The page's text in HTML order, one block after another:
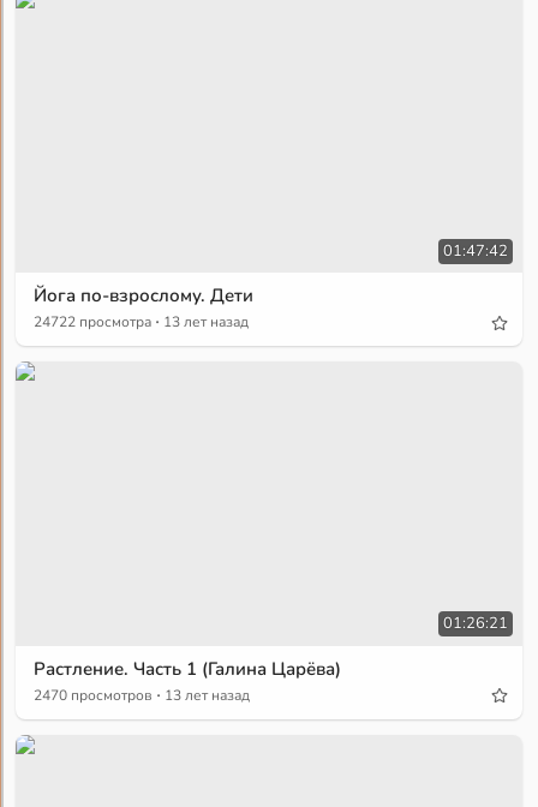
01:47:42
Йога по-взрослому. Дети
24722 просмотра · 13 лет назад
01:26:21
Растление. Часть 1 (Галина Царёва)
2470 просмотров · 13 лет назад